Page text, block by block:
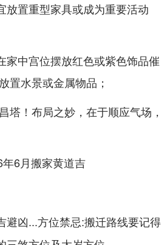
放置重型家具或成为重要活动
中宫位摆放红色或紫色饰品催
置水景或金属物品；
塔！布局之妙，在于顺应气场，
避凶...方位禁忌:搬迁路线要记得